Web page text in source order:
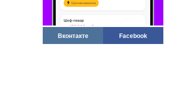
Вконтакте Facebook